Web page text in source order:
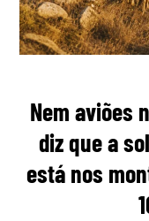
Nem aviões
diz que a
está nos